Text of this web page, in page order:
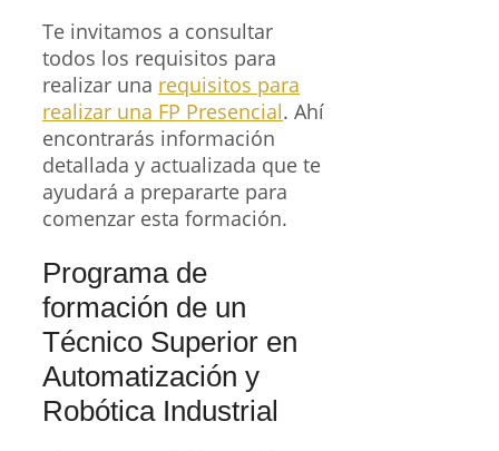
Te invitamos a consultar
todos los requisitos para
realizar una requisitos para
realizar una FP Presencial. Ahí
encontrarás información
detallada y actualizada que te
ayudará a prepararte para
comenzar esta formación.
Programa de
formación de un
Técnico Superior en
Automatización y
Robótica Industrial